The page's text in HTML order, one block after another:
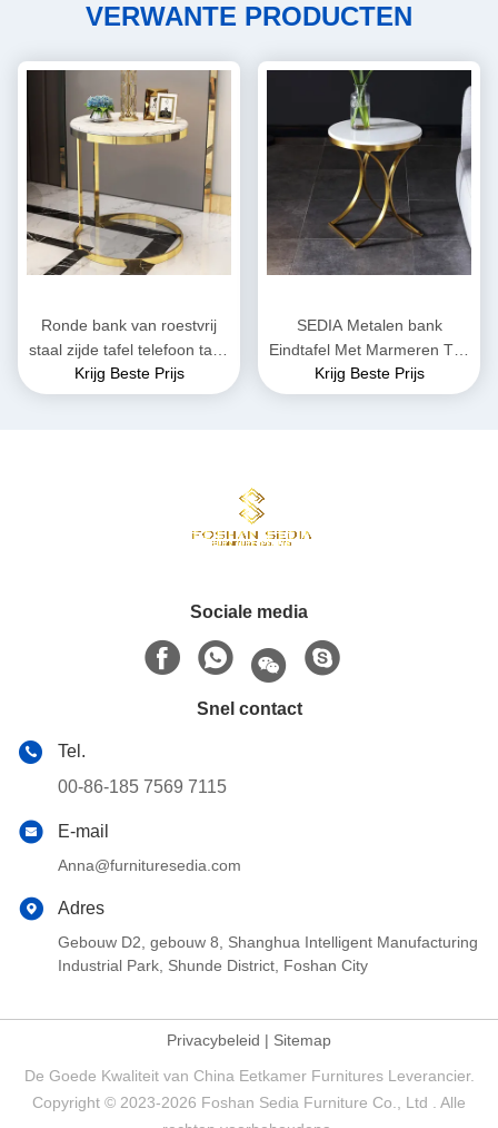
VERWANTE PRODUCTEN
Ronde bank van roestvrij
staal zijde tafel telefoon tafel
glad oppervlak
Krijg Beste Prijs
SEDIA Metalen bank
Eindtafel Met Marmeren Top
glad oppervlak
Krijg Beste Prijs
Sociale media
Snel contact
Tel.
00-86-185 7569 7115
E-mail
Anna@furnituresedia.com
Adres
Gebouw D2, gebouw 8, Shanghua Intelligent Manufacturing
Industrial Park, Shunde District, Foshan City
Privacybeleid | Sitemap
De Goede Kwaliteit van China Eetkamer Furnitures Leverancier.
Copyright © 2023-2026 Foshan Sedia Furniture Co., Ltd . Alle